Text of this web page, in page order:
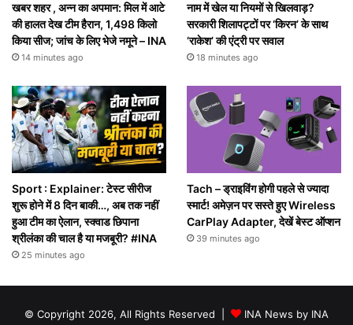
खबर शहर , अन्न का अपमान: मिल में आटे
की हालत देख टीम हैरान, 1,498 किलो
किया सीज; जांच के लिए भेजे नमूने – INA
14 minutes ago
नाम में खेल या नियमों से खिलवाड़?
सरकारी शिलापट्टों पर ‘किरन’ के साथ
‘राकेश’ की एंट्री पर सवाल
18 minutes ago
Sport : Explainer: टेस्ट सीरीज
शुरू होने में 8 दिन बाकी…, अब तक नहीं
हुआ टीम का ऐलान, स्क्वाड छिपाना
श्रीलंका की चाल है या मजबूरी? #INA
25 minutes ago
Tach – ड्राइविंग होगी पहले से ज्यादा
स्मार्ट! अमेज़न पर सस्ते हुए Wireless
CarPlay Adapter, देखें बेस्ट ऑप्शन
39 minutes ago
© Copyright 2026, All Rights Reserved |
INA News by INA